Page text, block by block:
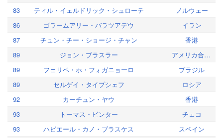
83
ティル・イェルドリック・シュローテ
ノルウェー
86
ゴラームアリー・バラツアデウ
イラン
87
チュン・チー・ショージ・チャン
香港
89
ジョン・ブラスラー
アメリカ合衆国
89
フェリペ・ホ・フォガニョーロ
ブラジル
89
セルゲイ・タイプシェフ
ロシア
92
カーチュン・ヤウ
香港
93
トーマス・ビンター
チェコ
93
ハビエール・カノ・ブラスケス
スペイン